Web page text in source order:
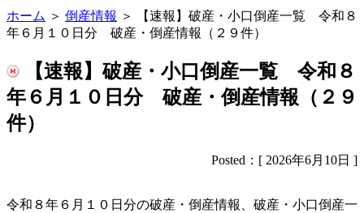
ホーム ＞ 倒産情報 ＞ 【速報】破産・小口倒産一覧 令和８
年６月１０日分 破産・倒産情報（２９件）
【速報】破産・小口倒産一覧 令和８
年６月１０日分 破産・倒産情報（２９
件）
Posted：[ 2026年6月10日 ]
令和８年６月１０日分の破産・倒産情報、破産・小口倒産一